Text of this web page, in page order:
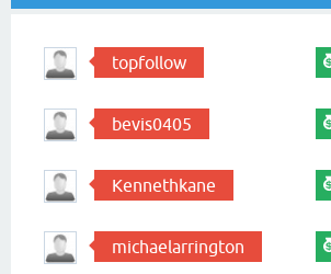
topfollow
bevis0405
Kennethkane
michaelarrington